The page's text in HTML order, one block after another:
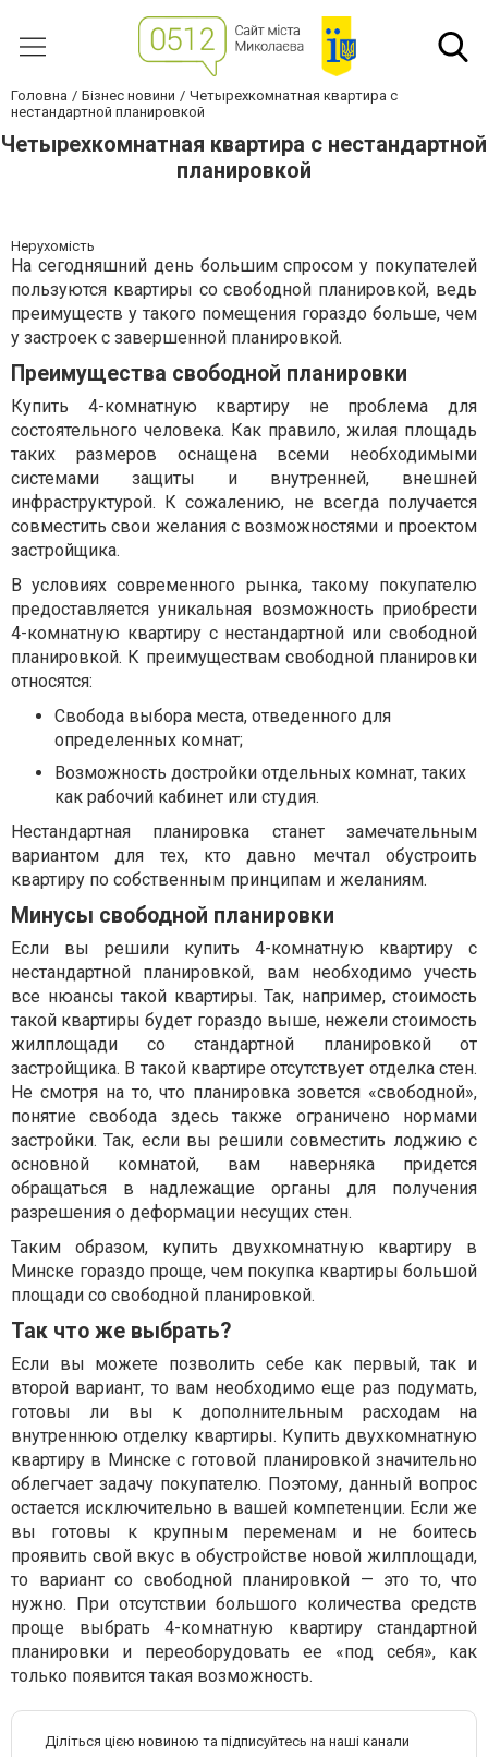
Головна Бізнес новини
Четырехкомнатная квартира с
нестандартной планировкой
Четырехкомнатная квартира с нестандартной
планировкой
Нерухомість
На сегодняшний день большим спросом у покупателей
пользуются квартиры со свободной планировкой, ведь
преимуществ у такого помещения гораздо больше, чем
у застроек с завершенной планировкой.
Преимущества свободной планировки
Купить 4-комнатную квартиру не проблема для
состоятельного человека. Как правило, жилая площадь
таких размеров оснащена всеми необходимыми
системами защиты и внутренней, внешней
инфраструктурой. К сожалению, не всегда получается
совместить свои желания с возможностями и проектом
застройщика.
В условиях современного рынка, такому покупателю
предоставляется уникальная возможность приобрести
4-комнатную квартиру с нестандартной или свободной
планировкой. К преимуществам свободной планировки
относятся:
Свобода выбора места, отведенного для
определенных комнат;
Возможность достройки отдельных комнат, таких
как рабочий кабинет или студия.
Нестандартная планировка станет замечательным
вариантом для тех, кто давно мечтал обустроить
квартиру по собственным принципам и желаниям.
Минусы свободной планировки
Если вы решили купить 4-комнатную квартиру с
нестандартной планировкой, вам необходимо учесть
все нюансы такой квартиры. Так, например, стоимость
такой квартиры будет гораздо выше, нежели стоимость
жилплощади со стандартной планировкой от
застройщика. В такой квартире отсутствует отделка стен.
Не смотря на то, что планировка зовется «свободной»,
понятие свобода здесь также ограничено нормами
застройки. Так, если вы решили совместить лоджию с
основной комнатой, вам наверняка придется
обращаться в надлежащие органы для получения
разрешения о деформации несущих стен.
Таким образом, купить двухкомнатную квартиру в
Минске гораздо проще, чем покупка квартиры большой
площади со свободной планировкой.
Так что же выбрать?
Если вы можете позволить себе как первый, так и
второй вариант, то вам необходимо еще раз подумать,
готовы ли вы к дополнительным расходам на
внутреннюю отделку квартиры. Купить двухкомнатную
квартиру в Минске с готовой планировкой значительно
облегчает задачу покупателю. Поэтому, данный вопрос
остается исключительно в вашей компетенции. Если же
вы готовы к крупным переменам и не боитесь
проявить свой вкус в обустройстве новой жилплощади,
то вариант со свободной планировкой — это то, что
нужно. При отсутствии большого количества средств
проще выбрать 4-комнатную квартиру стандартной
планировки и переоборудовать ее «под себя», как
только появится такая возможность.
Діліться цією новиною та підписуйтесь на наші канали